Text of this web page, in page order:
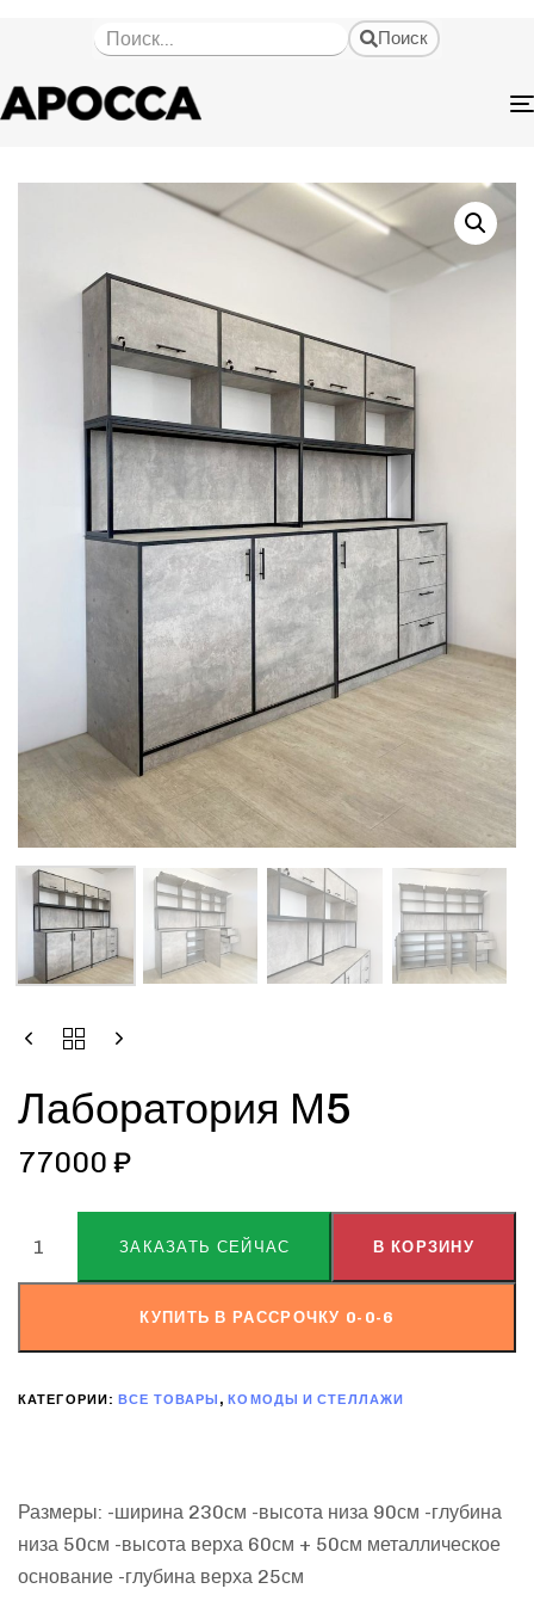
Поиск
Лаборатория М5
77000 ₽
ЗАКАЗАТЬ СЕЙЧАС В КОРЗИНУ
КУПИТЬ В РАССРОЧКУ 0-0-6
КАТЕГОРИИ:ВСЕ ТОВАРЫ ,КОМОДЫ И СТЕЛЛАЖИ
Размеры: -ширина 230см -высота низа 90см -глубина
низа 50см -высота верха 60см + 50см металлическое
основание -глубина верха 25см